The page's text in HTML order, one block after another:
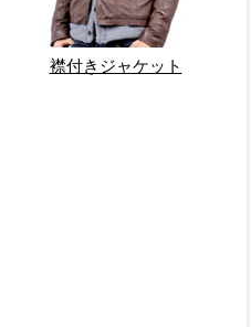
襟付きジャケット